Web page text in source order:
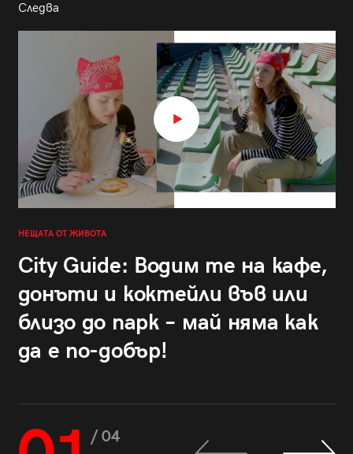
Следва
НЕЩАТА ОТ ЖИВОТА
City Guide: Водим те на кафе,
донъти и коктейли във или
близо до парк – май няма как
да е по-добър!
/ 04